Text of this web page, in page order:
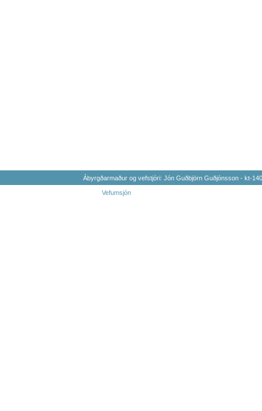
Ábyrgðarmaður og vefstjóri: Jón Guðbjörn Guðjónsson - kt-
Vefumsjón